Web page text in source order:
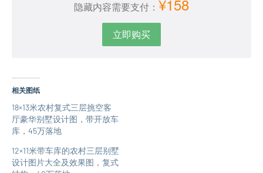
隐藏内容需要支付： ¥158
立即购买
相关图纸
18×13米农村复式三层挑空客
厅豪华别墅设计图，带开放车
库，45万落地
12×11米带车库的农村三层别墅
设计图片大全及效果图，复式